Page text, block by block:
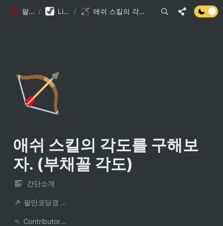
팔만코딩경 / Library DB / 애쉬 스킬의 각도를 구해보자. (부채꼴 각도)
🏹
애쉬 스킬의 각도를 구해보
자. (부채꼴 각도)
간단소개
팔만코딩경 컨트리뷰터
ContributorNotionAccount